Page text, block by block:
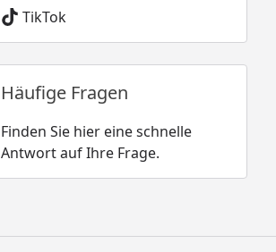
TikTok
Häufige Fragen
Finden Sie hier eine schnelle
Antwort auf Ihre Frage.